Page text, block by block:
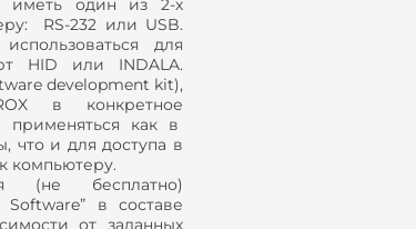
иметь один из 2-х
RS-232 или USB.
для
HID или INDALA.
development kit),
в конкретное
применяться как в
что и для доступа в
компьютеру.
(не бесплатно)
в составе
от заданных